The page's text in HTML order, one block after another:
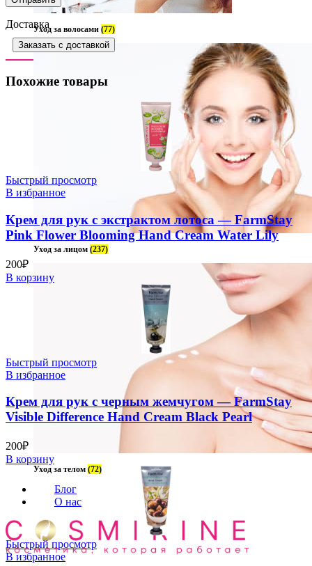
Уход за волосами (77)
Уход за лицом (237)
Уход за телом (72)
Блог
О нас
Доставка
Заказать с доставкой
Похожие товары
Быстрый просмотр
В избранное
Крем для рук с экстрактом лотоса — FarmStay
Pink Flower Blooming Hand Cream Water Lily
200₽
В корзину
Быстрый просмотр
В избранное
Крем для рук с черным жемчугом — FarmStay
Visible Difference Hand Cream Black Pearl
200₽
В корзину
Быстрый просмотр
В избранное